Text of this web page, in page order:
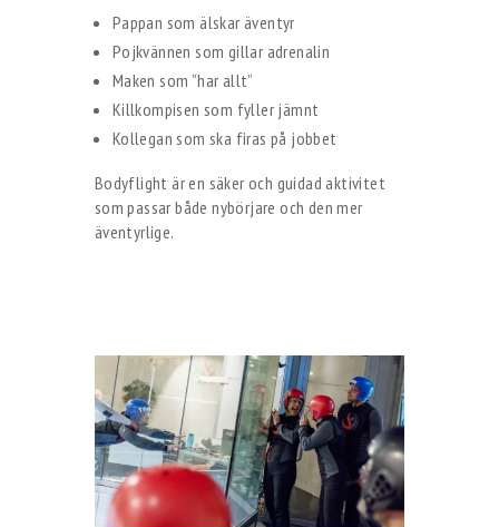
Pappan som älskar äventyr
Pojkvännen som gillar adrenalin
Maken som ”har allt”
Killkompisen som fyller jämnt
Kollegan som ska firas på jobbet
Bodyflight är en säker och guidad aktivitet
som passar både nybörjare och den mer
äventyrlige.